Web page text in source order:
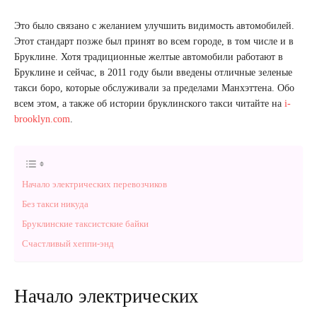
Это было связано с желанием улучшить видимость автомобилей.
Этот стандарт позже был принят во всем городе, в том числе и в
Бруклине. Хотя традиционные желтые автомобили работают в
Бруклине и сейчас, в 2011 году были введены отличные зеленые
такси боро, которые обслуживали за пределами Манхэттена. Обо
всем этом, а также об истории бруклинского такси читайте на i-
brooklyn.com
Начало электрических перевозчиков
Без такси никуда
Бруклинские таксистские байки
Счастливый хеппи-энд
Начало электрических